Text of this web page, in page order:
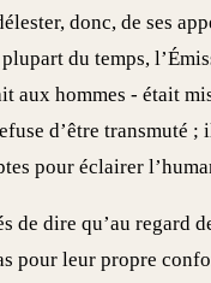
donc, de ses
du temps,
aux hommes - était
d’être transmuté ;
pour éclairer
de dire qu’au regard
pour leur propre